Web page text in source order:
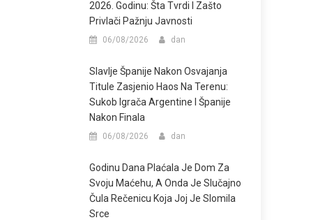
2026. Godinu: Šta Tvrdi I Zašto
Privlači Pažnju Javnosti
06/08/2026 dan
Slavlje Španije Nakon Osvajanja
Titule Zasjenio Haos Na Terenu:
Sukob Igrača Argentine I Španije
Nakon Finala
06/08/2026 dan
Godinu Dana Plaćala Je Dom Za
Svoju Maćehu, A Onda Je Slučajno
Čula Rečenicu Koja Joj Je Slomila
Srce